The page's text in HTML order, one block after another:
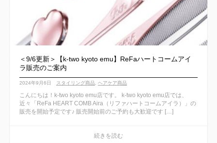
＜9/6更新＞【k-two kyoto emu】ReFaハートコームアイ
ラ販売のご案内
2024年9月6日 スタイリング商品, ヘアケア商品
こんにちは！k-two kyoto emu店です。 k-two kyoto emu店では、
近々「ReFa HEART COMB Aira（リファハートコームアイラ）」の
販売を開始予定です♪ 販売開始前のご予約も大歓迎です […]